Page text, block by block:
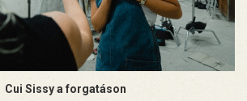
Cui Sissy a forgatáson